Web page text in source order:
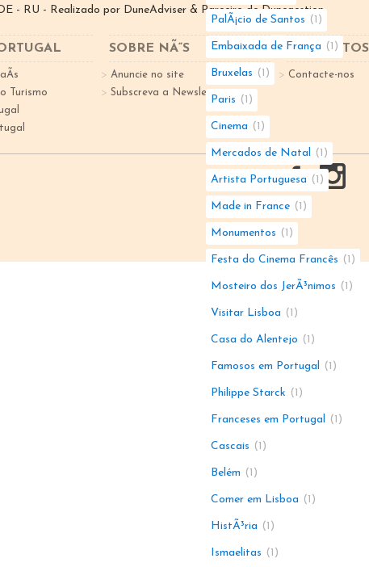
PalÃ¡cio de Santos 1
Embaixada de França 1
Bruxelas 1
Paris 1
Cinema 1
Mercados de Natal 1
Artista Portuguesa 1
Made in France 1
Monumentos 1
Festa do Cinema Francês 1
Mosteiro dos JerÃ³nimos 1
Visitar Lisboa 1
Casa do Alentejo 1
Famosos em Portugal 1
Philippe Starck 1
Franceses em Portugal 1
Cascais 1
Belém 1
Comer em Lisboa 1
HistÃ³ria 1
Ismaelitas 1
- RU - Realizado por DuneAdviser & Parceiro deDunegestion
Turismo
SOBRE NÃ“S
Anuncie no site
Subscreva a Newsletter
CONTACTOS
Contacte-nos